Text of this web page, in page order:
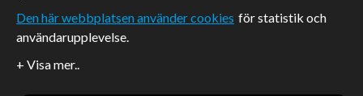
EU casino
Artiklar publicerade på webbplatsen som inte är märkta
Den här webbplatsen använder cookies för statistik och
användarupplevelse.